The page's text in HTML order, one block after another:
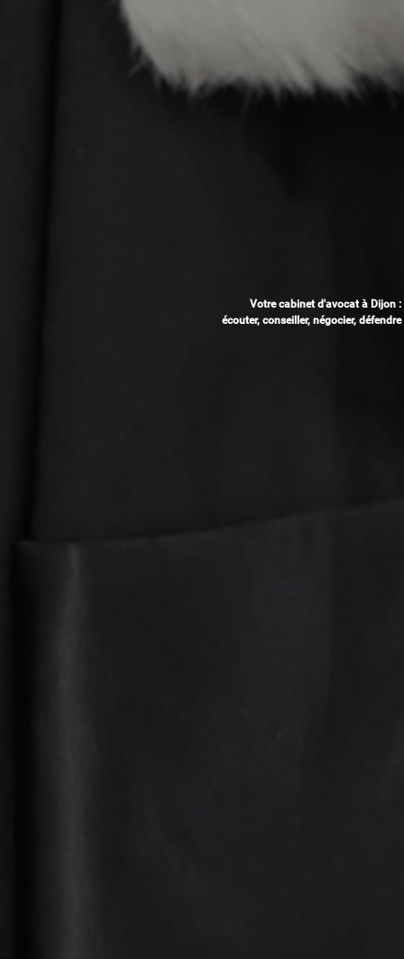
Votre cabinet d'avocat à Dijon :
écouter, conseiller, négocier, défendre